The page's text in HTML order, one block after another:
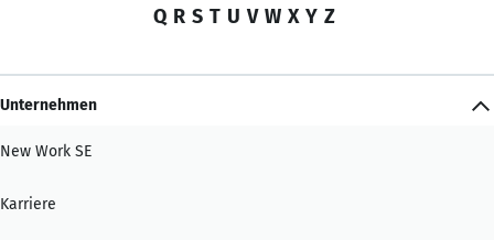
Q R S T U V W X Y Z
Unternehmen
New Work SE
Karriere